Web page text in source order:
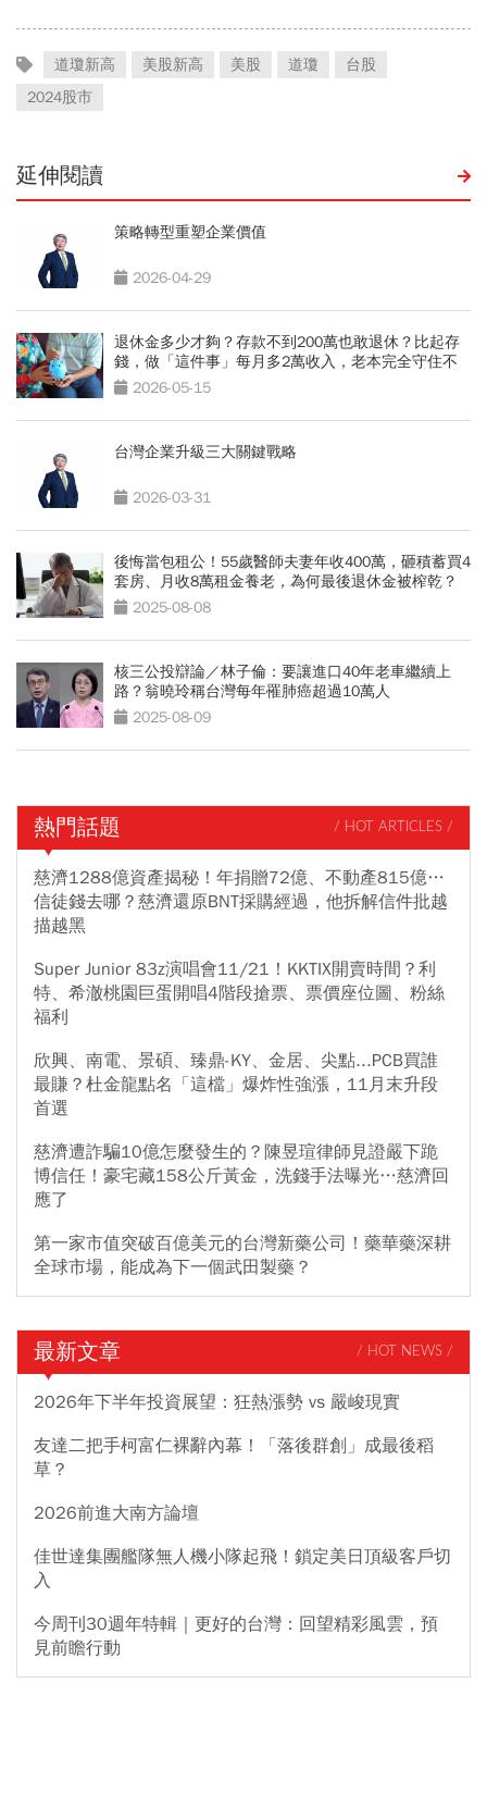
道瓊新高 美股新高 美股 道瓊
台股
2024股市
延伸閱讀
策略轉型重塑企業價值
2026-04-29
退休金多少才夠？存款不到200萬也敢退休？比起存
錢，做「這件事」每月多2萬收入，老本完全守住不
用動2026-05-15
台灣企業升級三大關鍵戰略
2026-03-31
後悔當包租公！55歲醫師夫妻年收400萬，砸積蓄買4
套房、月收8萬租金養老，為何最後退休金被榨乾？
2025-08-08
核三公投辯論／林子倫：要讓進口40年老車繼續上
路？翁曉玲稱台灣每年罹肺癌超過10萬人
2025-08-09
熱門話題 / HOT ARTICLES /
慈濟1288億資產揭秘！年捐贈72億、不動產815億…
信徒錢去哪？慈濟還原BNT採購經過，他拆解信件批越
描越黑
Super Junior 83z演唱會11/21！KKTIX開賣時間？利
特、希澈桃園巨蛋開唱4階段搶票、票價座位圖、粉絲
福利
欣興、南電、景碩、臻鼎-KY、金居、尖點...PCB買誰
最賺？杜金龍點名「這檔」爆炸性強漲，11月末升段
首選
慈濟遭詐騙10億怎麼發生的？陳昱瑄律師見證嚴下跪
博信任！豪宅藏158公斤黃金，洗錢手法曝光…慈濟回
應了
第一家市值突破百億美元的台灣新藥公司！藥華藥深耕
全球市場，能成為下一個武田製藥？
最新文章 / HOT NEWS /
2026年下半年投資展望：狂熱漲勢 vs 嚴峻現實
友達二把手柯富仁裸辭內幕！「落後群創」成最後稻
草？
2026前進大南方論壇
佳世達集團艦隊無人機小隊起飛！鎖定美日頂級客戶切
入
今周刊30週年特輯｜更好的台灣：回望精彩風雲，預
見前瞻行動